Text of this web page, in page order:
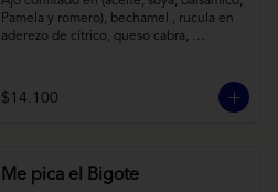
Pamela y romero), bechamel , rucula en
aderezo de cítrico, queso cabra,
$14.100
Me pica el Bigote